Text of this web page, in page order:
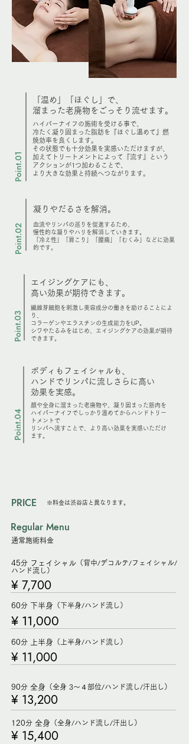
「温め」「ほぐし」で、
溜まった老廃物をごっそり流せます。
Point.01
ハイパーナイフの施術を受ける事で、
冷たく凝り固まった脂肪を『ほぐし温めて』燃
焼効率を良くします。
その状態でも十分効果を実感いただけますが、
加えてトリートメントによって『流す』という
アクションが1つ加わることで、
より大きな効果と持続へつながります。
凝りやだるさを解消。
Point.02
血流やリンパの巡りを促進するため、
慢性的な凝りやハリを解消していきます。
「冷え性」「肩こり」「腰痛」「むくみ」などに効果
的です。
エイジングケアにも、
​高い効果が期待できます。
Point.03
繊維芽細胞を刺激し美容成分の働きを助けることによ
り、
コラーゲンやエラスチンの生成能力をUP。
​シワやたるみをはじめ、エイジングケアの効果が期待
できます。
ボディもフェイシャルも、
ハンドでリンパに流しさらに高い
効果を実感。
Point.04
顔や全身に溜まった老廃物や、凝り固まった筋肉を
ハイパーナイフでしっかり温めてからハンドトリー
トメントで
リンパへ流すことで、より高い効果を実感いただけ
ます。
PRICE ※料金は渋谷店と異なります。
Regular Menu
​通常施術料金
45分 フェイシャル （背中/デコルテ/フェイシャル/
ハンド流し）
¥ 7,700
60分 下半身 （下半身/ハンド流し）
¥ 11,000
60分 上半身 （上半身/ハンド 流し）
¥ 11,000
90分 全身 （全身 3〜４部位/ハンド流し/汗出し）
¥ 13,200
120分 全身 （全身/ハンド流し/汗出し）
¥ 15,400